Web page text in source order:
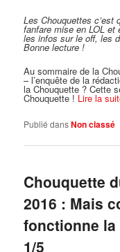
Les Chouquettes c’est
fanfare mise en LOL
les infos sur le off, les
Bonne lecture !
Au sommaire de la
– l’enquête de la
la Chouquette ? Cette
Chouquette ! Lire la
Publié dansNon classé
Chouquette
2016 : Mais
fonctionne la
1/5